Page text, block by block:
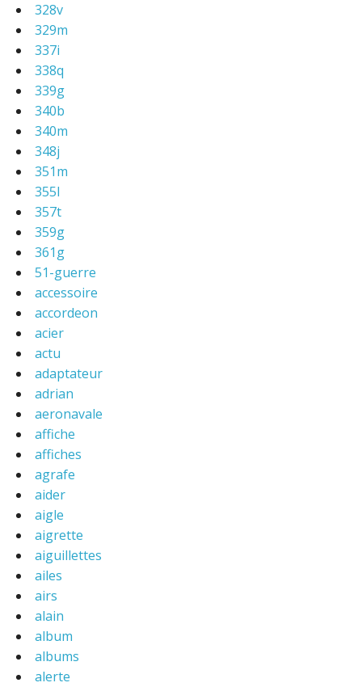
328v
329m
337i
338q
339g
340b
340m
348j
351m
355l
357t
359g
361g
51-guerre
accessoire
accordeon
acier
actu
adaptateur
adrian
aeronavale
affiche
affiches
agrafe
aider
aigle
aigrette
aiguillettes
ailes
airs
alain
album
albums
alerte